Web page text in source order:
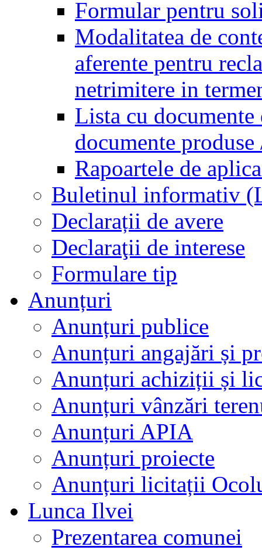
Formular pentru
Modalitatea de
aferente pentru
netrimitere in
Lista cu
documente
Rapoartele de
Buletinul informativ
Declarații de avere
Declaraţii de interese
Formulare tip
Anunțuri
Anunțuri publice
Anunțuri angajări și
Anunțuri achiziții și
Anunțuri vânzări
Anunțuri APIA
Anunțuri proiecte
Anunțuri licitații
Lunca Ilvei
Prezentarea comunei